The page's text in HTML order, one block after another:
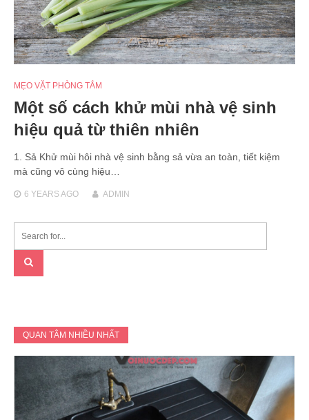
MẸO VẶT PHÒNG TẮM
Một số cách khử mùi nhà vệ sinh
hiệu quả từ thiên nhiên
1. Sả Khử mùi hôi nhà vệ sinh bằng sả vừa an toàn, tiết kiệm
mà cũng vô cùng hiệu…
6 YEARSAGO ADMIN
QUAN TÂM NHIỀU NHẤT